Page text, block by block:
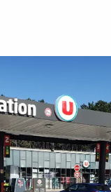
aux favoris